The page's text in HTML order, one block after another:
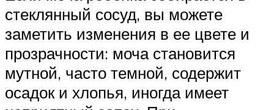
стеклянный сосуд, вы можете
заметить изменения в ее цвете и
прозрачности: моча становится
мутной, часто темной, содержит
осадок и хлопья, иногда имеет